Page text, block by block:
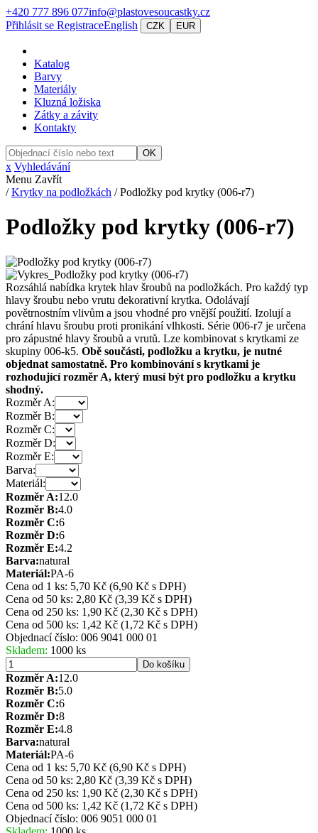
+420 777 896 077info@plastovesoucastky.cz
Přihlásit se RegistraceEnglish CZK EUR
Katalog
Barvy
Materiály
Kluzná ložiska
Zátky a závity
Kontakty
OK
x Vyhledávání
Menu Zavřít
/ Krytky na podložkách /Podložky pod krytky (006-r7)
Podložky pod krytky (006-r7)
Rozsáhlá nabídka krytek hlav šroubů na podložkách. Pro každý typ
hlavy šroubu nebo vrutu dekorativní krytka. Odolávají
povětrnostním vlivům a jsou vhodné pro vnější použití. Izolují a
chrání hlavu šroubu proti pronikání vlhkosti. Série 006-r7 je určena
pro zápustné hlavy šroubů a vrutů. Lze kombinovat s krytkami ze
skupiny 006-k5. Obě součásti, podložku a krytku, je nutné
objednat samostatně. Pro kombinování s krytkami je
rozhodující rozměr A, který musí být pro podložku a krytku
shodný.
Rozměr A:
Rozměr B:
Rozměr C:
Rozměr D:
Rozměr E:
Barva:
Materiál:
Rozměr A:12.0
Rozměr B:4.0
Rozměr C:6
Rozměr D:6
Rozměr E:4.2
Barva:natural
Materiál:PA-6
Cena od 1 ks: 5,70 Kč (6,90 Kč s DPH)
Cena od 50 ks: 2,80 Kč (3,39 Kč s DPH)
Cena od 250 ks: 1,90 Kč (2,30 Kč s DPH)
Cena od 500 ks: 1,42 Kč (1,72 Kč s DPH)
Objednací číslo: 006 9041 000 01
Skladem: 1000 ks
Do košíku
Rozměr A:12.0
Rozměr B:5.0
Rozměr C:6
Rozměr D:8
Rozměr E:4.8
Barva:natural
Materiál:PA-6
Cena od 1 ks: 5,70 Kč (6,90 Kč s DPH)
Cena od 50 ks: 2,80 Kč (3,39 Kč s DPH)
Cena od 250 ks: 1,90 Kč (2,30 Kč s DPH)
Cena od 500 ks: 1,42 Kč (1,72 Kč s DPH)
Objednací číslo: 006 9051 000 01